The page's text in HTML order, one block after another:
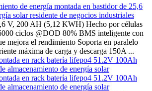
de energía montada en bastidor de 25,6
solar residente de negocios industriales
V, 200 AH (5,12 KWH) Hecho por células
ciclos @DOD 80% BMS inteligente con
mejora el rendimiento Soporta en paralelo
máxima de carga y descarga 150A ...